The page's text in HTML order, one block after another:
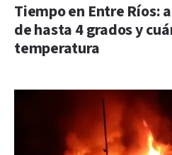
Tiempo en Entre Ríos:
de hasta 4 grados y
temperatura